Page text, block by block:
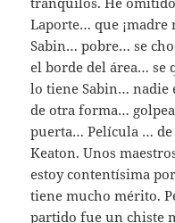
Laporte… que
Sabin… pobre… se
el borde del área… se
lo tiene Sabin… nadie
de otra forma…
puerta… Película …
Keaton. Unos
estoy contentísima
tiene mucho mérito.
partido fue un chiste